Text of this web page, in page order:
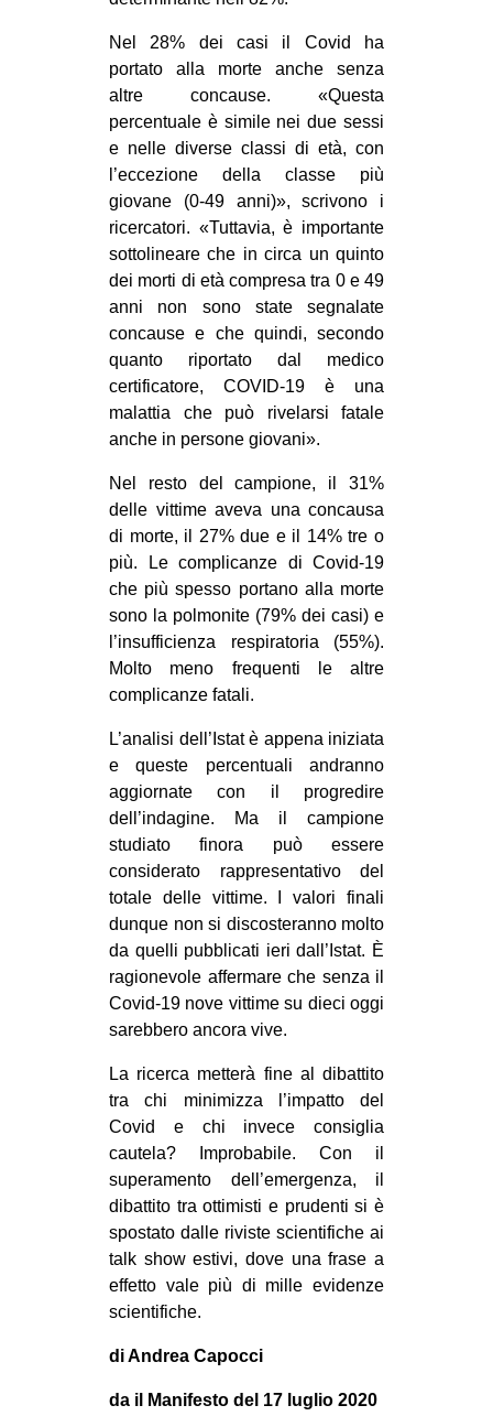
Nel 28% dei casi il Covid ha
portato alla morte anche senza
altre concause. «Questa
percentuale è simile nei due sessi
e nelle diverse classi di età, con
l’eccezione della classe più
giovane (0-49 anni)», scrivono i
ricercatori. «Tuttavia, è importante
sottolineare che in circa un quinto
dei morti di età compresa tra 0 e 49
anni non sono state segnalate
concause e che quindi, secondo
quanto riportato dal medico
certificatore, COVID-19 è una
malattia che può rivelarsi fatale
anche in persone giovani».
Nel resto del campione, il 31%
delle vittime aveva una concausa
di morte, il 27% due e il 14% tre o
più. Le complicanze di Covid-19
che più spesso portano alla morte
sono la polmonite (79% dei casi) e
l’insufficienza respiratoria (55%).
Molto meno frequenti le altre
complicanze fatali.
L’analisi dell’Istat è appena iniziata
e queste percentuali andranno
aggiornate con il progredire
dell’indagine. Ma il campione
studiato finora può essere
considerato rappresentativo del
totale delle vittime. I valori finali
dunque non si discosteranno molto
da quelli pubblicati ieri dall’Istat. È
ragionevole affermare che senza il
Covid-19 nove vittime su dieci oggi
sarebbero ancora vive.
La ricerca metterà fine al dibattito
tra chi minimizza l’impatto del
Covid e chi invece consiglia
cautela? Improbabile. Con il
superamento dell’emergenza, il
dibattito tra ottimisti e prudenti si è
spostato dalle riviste scientifiche ai
talk show estivi, dove una frase a
effetto vale più di mille evidenze
scientifiche.
di Andrea Capocci
da il Manifesto del 17 luglio 2020